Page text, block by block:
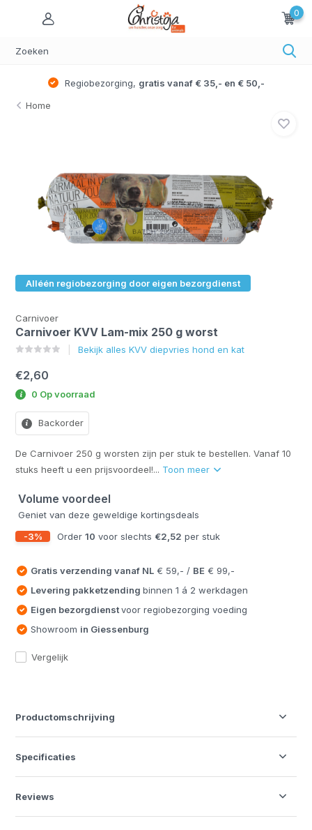
0
Regiobezorging, gratis vanaf € 35,- en € 50,-
Home
Alléén regiobezorging door eigen bezorgdienst
Carnivoer
Carnivoer KVV Lam-mix 250 g worst
Bekijk alles KVV diepvries hond en kat
€2,60
0 Op voorraad
Backorder
De Carnivoer 250 g worsten zijn per stuk te bestellen. Vanaf 10
stuks heeft u een prijsvoordeel!... Toon meer
Volume voordeel
Geniet van deze geweldige kortingsdeals
-3%
Order10 voor slechts €2,52 per stuk
Gratis verzending vanaf NL € 59,- / BE € 99,-
Levering pakketzendingbinnen 1 á 2 werkdagen
Eigen bezorgdienstvoor regiobezorging voeding
Showroom in Giessenburg
Vergelijk
Productomschrijving
Specificaties
Reviews